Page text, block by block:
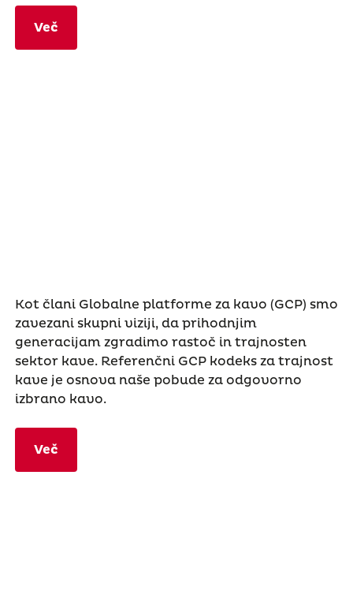
Več
Kot člani Globalne platforme za kavo (GCP) smo
zavezani skupni viziji, da prihodnjim
generacijam zgradimo rastoč in trajnosten
sektor kave. Referenčni GCP kodeks za trajnost
kave je osnova naše pobude za odgovorno
izbrano kavo.
Več